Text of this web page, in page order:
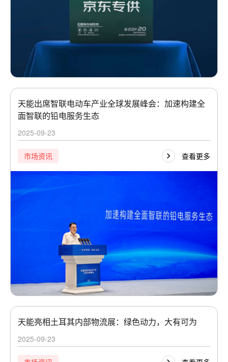
天能出席智联电动车产业全球发展峰会：加速构建全
面智联的铅电服务生态
2025-09-23
市场资讯 查看更多
天能亮相土耳其内部物流展：绿色动力，大有可为
2025-09-23